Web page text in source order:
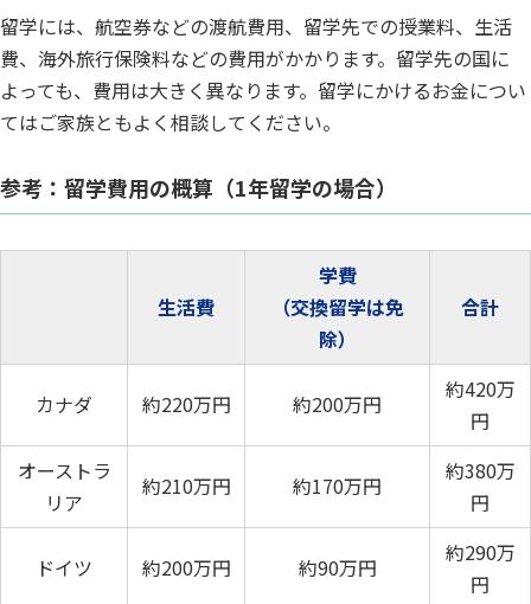
留学には、航空券などの渡航費用、留学先での授業料、生活
費、海外旅行保険料などの費用がかかります。留学先の国に
よっても、費用は大きく異なります。留学にかけるお金につい
てはご家族ともよく相談してください。
参考：留学費用の概算（1年留学の場合）
生活費
学費
（交換留学は免
除）
合計
カナダ 約220万円 約200万円
約420万
円
オーストラ
リア
約210万円 約170万円
約380万
円
ドイツ 約200万円 約90万円
約290万
円